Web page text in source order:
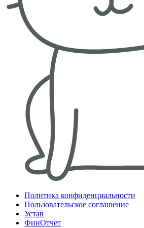
Политика конфиденциальности
Пользовательское соглашение
Устав
ФинОтчет